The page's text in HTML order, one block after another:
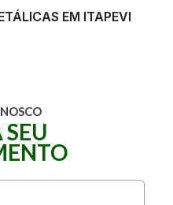
EM ITAPEVI
SEU